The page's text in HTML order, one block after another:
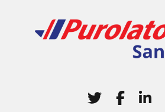
Home
Twitter
(Opens